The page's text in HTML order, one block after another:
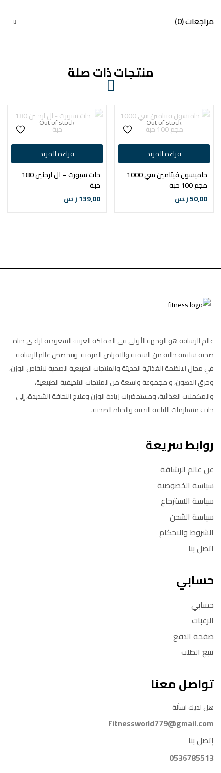
مراجعات (0)
منتجات ذات صلة
Out of stock
قراءة المزيد
جاميسون فيتامين سي 1000
مجم 100 حبة
50,00ر.س
Out of stock
قراءة المزيد
جات سبورت – ال ارجنين 180
حبة
139,00ر.س
عالم الرشاقة هو الوجهة الأولي في المملكة العربية السعودية لراغبي حياه
صحيه سليمه خاليه من السمنة والامراض المزمنة ويتخصص عالم الرشاقة
في مجال الانظمة الغذائية الحديثة والمنتجات الطبيعية الصحية لانقاص الوزن،
وحرق الدهون، و مجموعة واسعة من المنتجات التنحيفية الطبيعية،
والمكملات الغذائية، ومستحضرات زيادة الوزن وعلاج النحافة الشديدة، إلى
جانب مستلزمات اللياقة البدنية والحياة الصحية.
روابط سريعة
عن عالم الرشاقة
سياسة الخصوصية
سياسة الاسترجاع
سياسة الشحن
الشروط والاحكام
اتصل بنا
حسابي
حسابي
الرغبات
صفحة الدفع
تتبع الطلب
تواصل معنا
هل لديك اسألة
Fitnessworld779@gmail.com
إتصل بنا
0536785513